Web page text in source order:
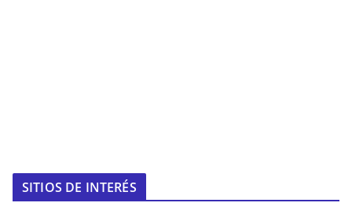
SITIOS DE INTERÉS